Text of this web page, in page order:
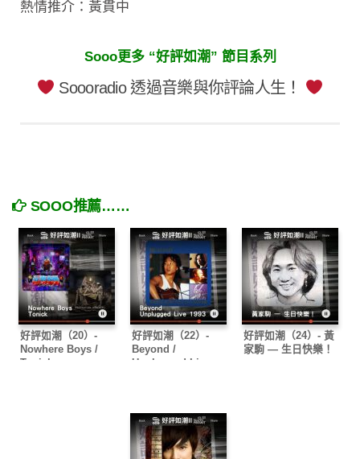
熱情推介：黃貫中
Sooo更多 “好評如潮” 節目系列
Soooradio 透過音樂與你評論人生！
SOOO推薦……
好評如潮（20）-
Nowhere Boys /
Tonick
好評如潮（22）-
Beyond /
Unplugged Live
好評如潮（24）- 黃
家駒 — 生日快樂！